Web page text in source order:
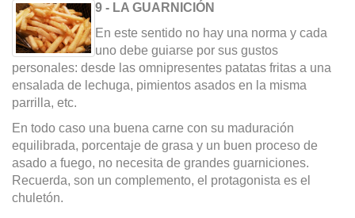
9 - LA GUARNICIÓN
En este sentido no hay una norma y cada
uno debe guiarse por sus gustos
personales: desde las omnipresentes patatas fritas a una
ensalada de lechuga, pimientos asados en la misma
parrilla, etc.
En todo caso una buena carne con su maduración
equilibrada, porcentaje de grasa y un buen proceso de
asado a fuego, no necesita de grandes guarniciones.
Recuerda, son un complemento, el protagonista es el
chuletón.